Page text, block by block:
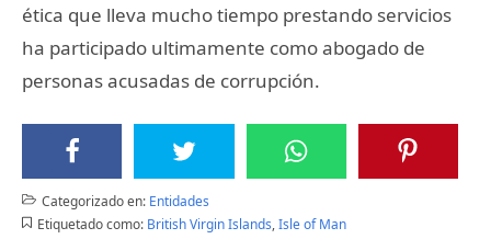
ética que lleva mucho tiempo prestando servicios
ha participado ultimamente como abogado de
personas acusadas de corrupción.
Categorizado en: Entidades
Etiquetado como: British Virgin Islands,Isle of Man